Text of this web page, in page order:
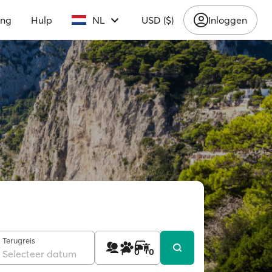
Hulp NL USD ($) Inloggen
Terugreis
Selecteer datum 1 0 0